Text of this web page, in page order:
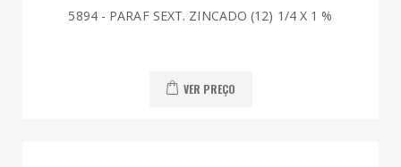
5894 - PARAF SEXT. ZINCADO (12) 1/4 X 1 %
VER PREÇO